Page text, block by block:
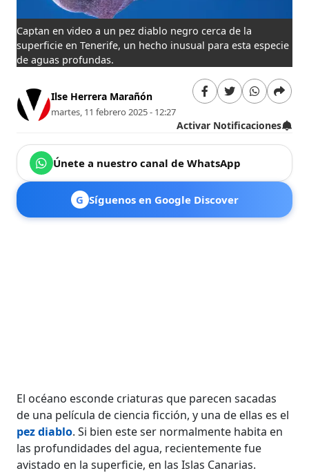
Captan en video a un pez diablo negro cerca de la
superficie en Tenerife, un hecho inusual para esta especie
de aguas profundas.
Ilse Herrera Marañón
martes, 11 febrero 2025 - 12:27
Activar Notificaciones
Únete a nuestro canal de WhatsApp
G Síguenos en Google Discover
El océano esconde criaturas que parecen sacadas
de una película de ciencia ficción, y una de ellas es el
pez diablo. Si bien este ser normalmente habita en
las profundidades del agua, recientemente fue
avistado en la superficie, en las Islas Canarias.